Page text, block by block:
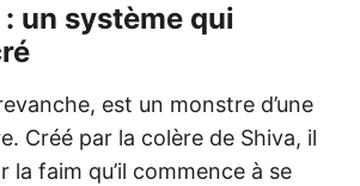
un système qui
est un monstre d’une
Créé par la colère de Shiva, il
la faim qu’il commence à se